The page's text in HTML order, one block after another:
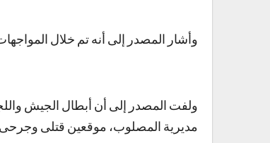
وأشار المصدر إلى أنه تم خلال
ولفت المصدر إلى أن أبطال الجيش
مديرية المصلوب، موقعين قتلى